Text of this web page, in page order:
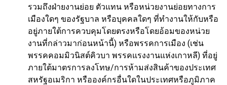
รวมถึงฝ่ายงานย่อย ตัวแทน หรือหน่วยงานย่อยทางการ
เมืองใดๆ ของรัฐบาล หรือบุคคลใดๆ ที่ทำงานให้กับหรือ
อยู่ภายใต้การควบคุมโดยตรงหรือโดยอ้อมของหน่วย
งานที่กล่าวมาก่อนหน้านี้) หรือพรรคการเมือง (เช่น
พรรคคอมมิวนิสต์คิวบา พรรคแรงงานแห่งเกาหลี) ที่อยู่
ภายใต้มาตรการลงโทษ/การห้ามส่งสินค้าของประเทศ
สหรัฐอเมริกา หรือองค์กรอื่นใดในประเทศหรือภูมิภาค